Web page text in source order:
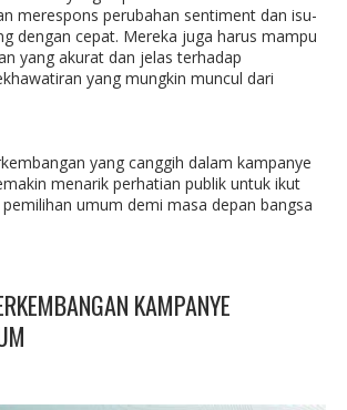
merespons perubahan sentiment dan isu-
dengan cepat. Mereka juga harus mampu
yang akurat dan jelas terhadap
yang mungkin muncul dari
yang canggih dalam kampanye
menarik perhatian publik untuk ikut
umum demi masa depan bangsa
KAMPANYE